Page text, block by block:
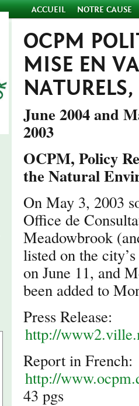
ACCUEIL NOTRE CAUSE
OCPM
MISE EN
June 2004 and
2003
OCPM, Policy
the Natural
On May 3, 2003
Office de
Meadowbrook
listed on the
on June 11, and
been added to
Press Release:
http://
Report in French:
http://
43 pgs